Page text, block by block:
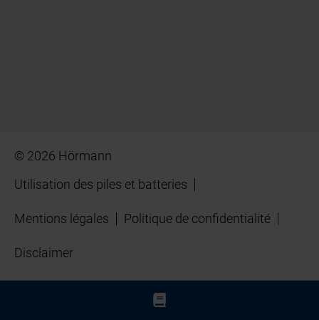
© 2026 Hörmann
Utilisation des piles et batteries
Mentions légales Politique de confidentialité
Disclaimer